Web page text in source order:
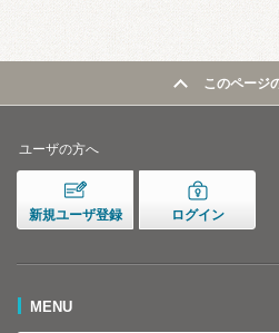
このページ
ユーザの方へ
新規ユーザ登録 ログイン
MENU